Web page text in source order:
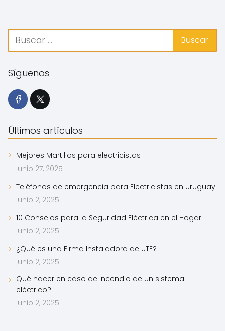
Síguenos
Últimos artículos
Mejores Martillos para electricistas
junio 27, 2025
Teléfonos de emergencia para Electricistas en Uruguay
junio 2, 2025
10 Consejos para la Seguridad Eléctrica en el Hogar
junio 2, 2025
¿Qué es una Firma Instaladora de UTE?
junio 2, 2025
Qué hacer en caso de incendio de un sistema
eléctrico?
junio 2, 2025